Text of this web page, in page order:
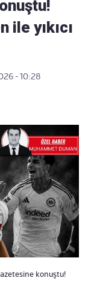
ile yıkıcı
- 10:28
konuştu!